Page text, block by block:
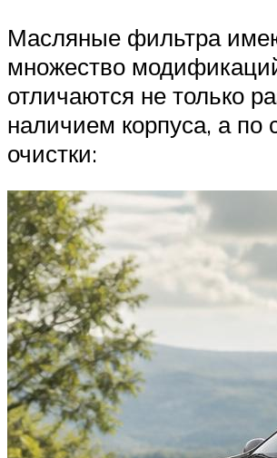
Масляные фильтра
множество
отличаются не только
наличием корпуса, а по
очистки: